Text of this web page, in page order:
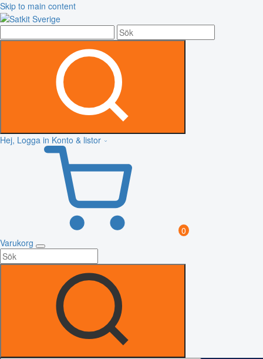
Skip to main content
Hej, Logga in Konto & listor
0
Varukorg